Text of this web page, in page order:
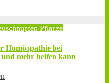
Pflanze
Homöopathie bei
mehr helfen kann